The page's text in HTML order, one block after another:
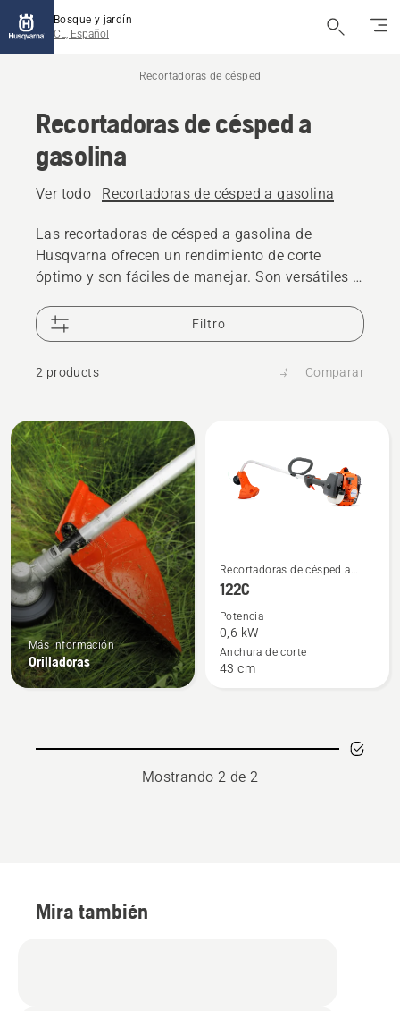
Bosque y jardín
CL, Español
Recortadoras de césped
Recortadoras de césped a
gasolina
Ver todo Recortadoras de césped a gasolina
Las recortadoras de césped a gasolina de
Husqvarna ofrecen un rendimiento de corte
óptimo y son fáciles de manejar. Son versátiles y
las recortadoras de gasolina perfectas para
todas las necesidades de corte.
Filtro
2 products Comparar
All
products
Más información
Orilladoras
Ver
más
sobre
122C
Recortadoras de césped a
gasolina
122C
Potencia
0,6 kW
Anchura de corte
43 cm
Mostrando 2 de 2
Mira también